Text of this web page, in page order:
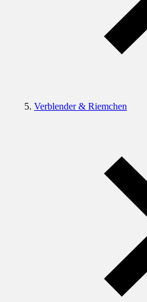
Verblender & Riemchen